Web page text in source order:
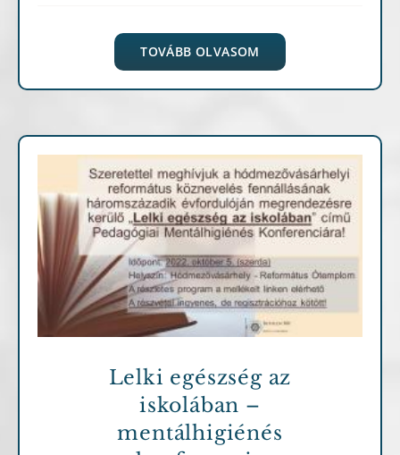
TOVÁBB OLVASOM
Archív cikkek
Lelki egészség az
iskolában –
mentálhigiénés